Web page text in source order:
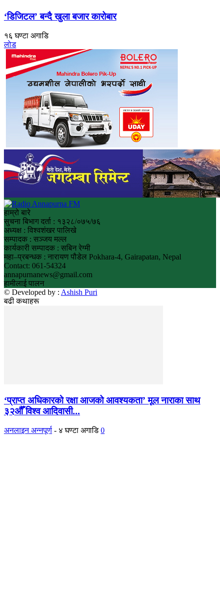
‘डिजिटल’ बन्दै खुला बजार कारोबार
१६ घण्टा अगाडि
लोड
हाम्रो बारे
सुचना बिभाग दर्ता : १३२८/०७५/७६
अध्यक्ष : विश्वशंखर पालिखे
सम्पादक : सञ्जय मल्ल
कार्यकारी सम्पादक : सबिन रेग्मी
महा–प्रबन्धक : नारायण पौडेल Pokhara-4, Gairapatan, Nepal
Contact: 061-54324
annapurnanews@gmail.com
हामीलाई पालन
© Developed by : Ashish Puri
बढी कथाहरू
‘प्राप्त अधिकारको रक्षा आजको आवश्यकता’ मूल नाराका साथ
३२औँ विश्व आदिवासी...
अनलाइन अन्नपूर्ण - ४ घण्टा अगाडि 0